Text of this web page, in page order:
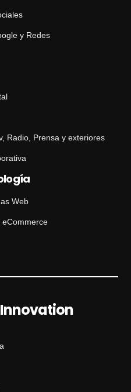
y Redes
Radio, Prensa y exteriores
Web
eCommerce